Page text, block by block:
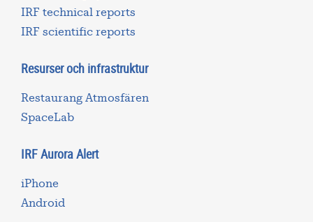
IRF technical reports
IRF scientific reports
Resurser och infrastruktur
Restaurang Atmosfären
SpaceLab
IRF Aurora Alert
iPhone
Android